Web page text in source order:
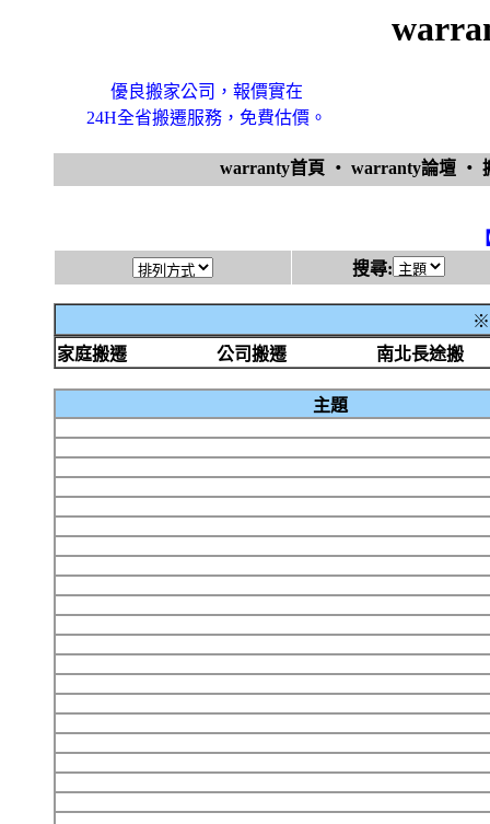
優良搬家公司，報價實在
24H全省搬遷服務，免費估價。
warranty首頁 ‧ warranty論壇 ‧
搜尋:
※
家庭搬遷
公司搬遷 南北長途搬
主題